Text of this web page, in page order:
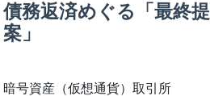
債務返済めぐる「最終提
案」
暗号資産（仮想通貨）取引所